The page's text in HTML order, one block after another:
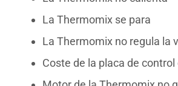
La Thermomix se para
La Thermomix no regula la
Coste de la placa de